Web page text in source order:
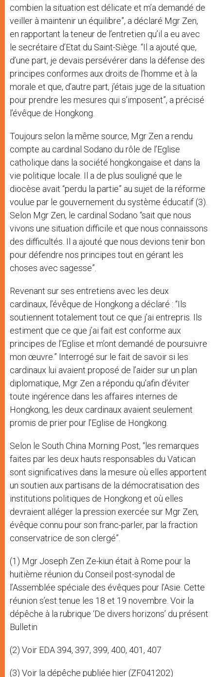
combien la situation est délicate et m’a demandé de
veiller à maintenir un équilibre”, a déclaré Mgr Zen,
en rapportant la teneur de l’entretien qu’il a eu avec
le secrétaire d’Etat du Saint-Siège. “Il a ajouté que,
d’une part, je devais persévérer dans la défense des
principes conformes aux droits de l’homme et à la
morale et que, d’autre part, j’étais juge de la situation
pour prendre les mesures qui s’imposent”, a précisé
l’évêque de Hongkong.
Toujours selon la même source, Mgr Zen a rendu
compte au cardinal Sodano du rôle de l’Eglise
catholique dans la société hongkongaise et dans la
vie politique locale. Il a de plus souligné que le
diocèse avait “perdu la partie” au sujet de la réforme
voulue par le gouvernement du système éducatif (3).
Selon Mgr Zen, le cardinal Sodano “sait que nous
vivons une situation difficile et que nous connaissons
des difficultés. Il a ajouté que nous devions tenir bon
pour défendre nos principes tout en gérant les
choses avec sagesse”.
Revenant sur ses entretiens avec les deux
cardinaux, l’évêque de Hongkong a déclaré : “Ils
soutiennent totalement tout ce que j’ai entrepris. Ils
estiment que ce que j’ai fait est conforme aux
principes de l’Eglise et m’ont demandé de poursuivre
mon œuvre.” Interrogé sur le fait de savoir si les
cardinaux lui avaient proposé de l’aider sur un plan
diplomatique, Mgr Zen a répondu qu’afin d’éviter
toute ingérence dans les affaires internes de
Hongkong, les deux cardinaux avaient seulement
promis de prier pour l’Eglise de Hongkong.
Selon le South China Morning Post, “les remarques
faites par les deux hauts responsables du Vatican
sont significatives dans la mesure où elles apportent
un soutien aux partisans de la démocratisation des
institutions politiques de Hongkong et où elles
devraient alléger la pression exercée sur Mgr Zen,
évêque connu pour son franc-parler, par la fraction
conservatrice de son clergé”.
(1) Mgr Joseph Zen Ze-kiun était à Rome pour la
huitième réunion du Conseil post-synodal de
l’Assemblée spéciale des évêques pour l’Asie. Cette
réunion s’est tenue les 18 et 19 novembre. Voir la
dépêche à la rubrique ‘De divers horizons’ du présent
Bulletin
(2) Voir EDA 394, 397, 399, 400, 401, 407
(3) Voir la dépêche publiée hier (ZF041202)